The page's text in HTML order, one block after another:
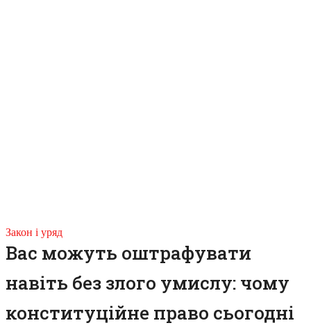
Закон і уряд
Вас можуть оштрафувати
навіть без злого умислу: чому
конституційне право сьогодні